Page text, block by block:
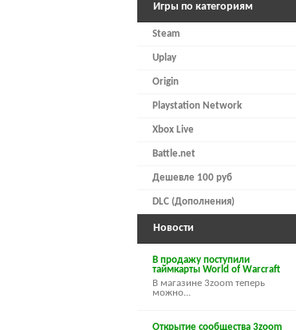
Игры по категориям
Steam
Uplay
Origin
Playstation Network
Xbox Live
Battle.net
Дешевле 100 руб
DLC (Дополнения)
Новости
В продажу поступили
таймкарты World of Warcraft
В магазине 3zoom теперь
можно...
Открытие сообщества 3zoom